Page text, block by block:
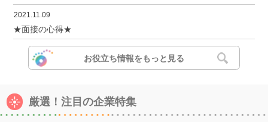
2021.11.09
★面接の心得★
お役立ち情報をもっと見る
厳選！注目の企業特集